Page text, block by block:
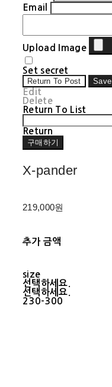
Email
Upload Image
Set secret
Return To Post
Save
Edit
Delete
Return To List
Return
구매하기
X-pander
219,000원
추가 금액
size
선택하세요.
선택하세요.
230-300